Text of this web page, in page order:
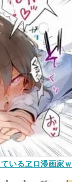
いるヱロ漫画家ｗ